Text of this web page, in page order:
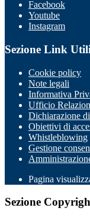
Facebook
Youtube
Instagram
Sezione Link Utili
Cookie policy
Note legali
Informativa
Ufficio
Dichiarazione
Obiettivi di
Whistleblowing
Gestione
Pagina
Sezione